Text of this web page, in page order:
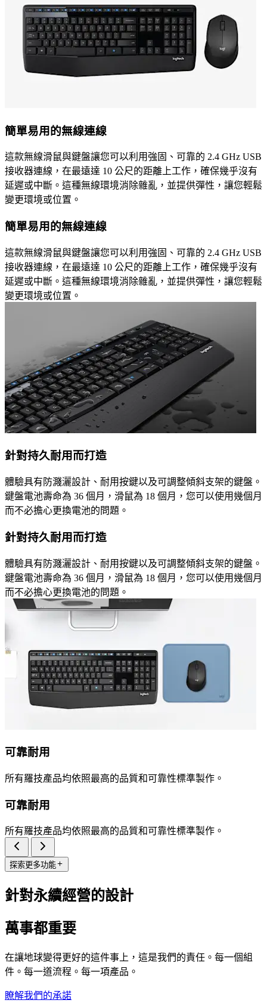
簡單易用的無線連線
這款無線滑鼠與鍵盤讓您可以利用強固、可靠的 2.4 GHz USB
接收器連線，在最遠達 10 公尺的距離上工作，確保幾乎沒有
延遲或中斷。這種無線環境消除雜亂，並提供彈性，讓您輕鬆
變更環境或位置。
簡單易用的無線連線
這款無線滑鼠與鍵盤讓您可以利用強固、可靠的 2.4 GHz USB
接收器連線，在最遠達 10 公尺的距離上工作，確保幾乎沒有
延遲或中斷。這種無線環境消除雜亂，並提供彈性，讓您輕鬆
變更環境或位置。
針對持久耐用而打造
體驗具有防濺灑設計、耐用按鍵以及可調整傾斜支架的鍵盤。
鍵盤電池壽命為 36 個月，滑鼠為 18 個月，您可以使用幾個月
而不必擔心更換電池的問題。
針對持久耐用而打造
體驗具有防濺灑設計、耐用按鍵以及可調整傾斜支架的鍵盤。
鍵盤電池壽命為 36 個月，滑鼠為 18 個月，您可以使用幾個月
而不必擔心更換電池的問題。
可靠耐用
所有羅技產品均依照最高的品質和可靠性標準製作。
可靠耐用
所有羅技產品均依照最高的品質和可靠性標準製作。
探索更多功能
針對永續經營的設計
萬事都重要
在讓地球變得更好的這件事上，這是我們的責任。每一個組
件。每一道流程。每一項產品。
瞭解我們的承諾